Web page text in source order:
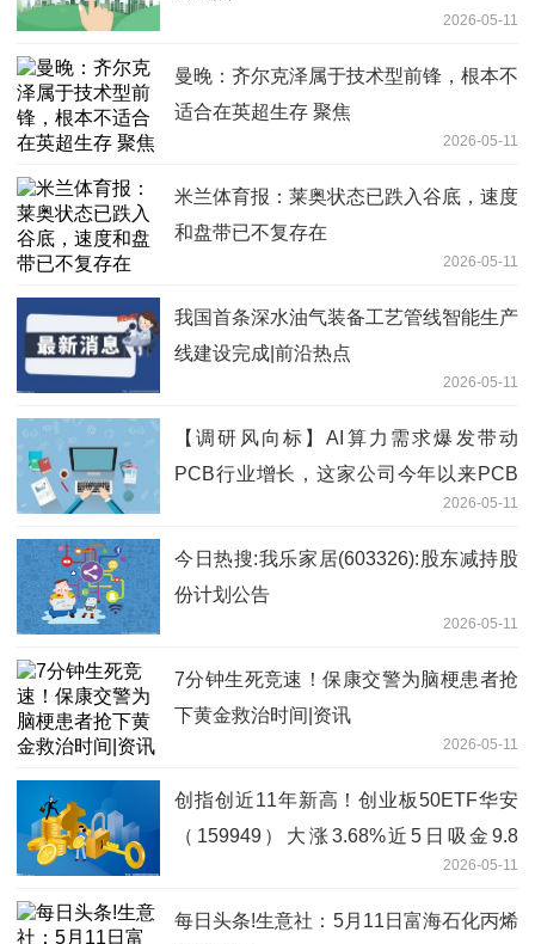
2026-05-11
曼晚：齐尔克泽属于技术型前锋，根本不
适合在英超生存 聚焦
2026-05-11
米兰体育报：莱奥状态已跌入谷底，速度
和盘带已不复存在
2026-05-11
我国首条深水油气装备工艺管线智能生产
线建设完成|前沿热点
2026-05-11
【调研风向标】AI算力需求爆发带动
PCB行业增长，这家公司今年以来PCB
2026-05-11
今日热搜:我乐家居(603326):股东减持股
份计划公告
2026-05-11
7分钟生死竞速！保康交警为脑梗患者抢
下黄金救治时间|资讯
2026-05-11
创指创近11年新高！创业板50ETF华安
（159949）大涨3.68%近5日吸金9.8
亿，机构：第二阶段上涨行情始于足下
2026-05-11
每日头条!生意社：5月11日富海石化丙烯